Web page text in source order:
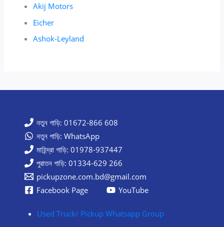
Akij Motors
Eicher
Ashok-Leyland
নতুন গাড়ি: 01672-866 608
নতুন গাড়ি: WhatsApp
মাহিন্দ্রা গাড়ি: 01978-937447
পুরাতন গাড়ি: 01334-629 266
pickupzone.com.bd@gmail.com
Facebook Page
YouTube
Used Truck/ Pickup Whatsapp Group